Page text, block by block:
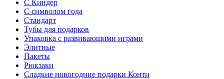
С Киндер
С символом года
Стандарт
Тубы для подарков
Упаковка с развивающими играми
Элитные
Пакеты
Рюкзаки
Сладкие новогодние подарки Конти